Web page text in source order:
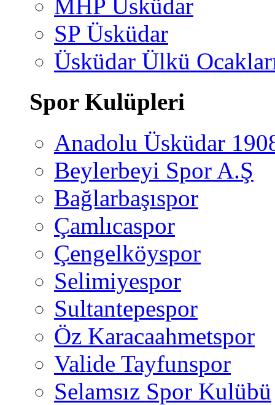
MHP Üsküdar
SP Üsküdar
Üsküdar Ülkü
Spor Kulüpleri
Anadolu Üsküdar
Beylerbeyi Spor A.Ş
Bağlarbaşıspor
Çamlıcaspor
Çengelköyspor
Selimiyespor
Sultantepespor
Öz Karacaahmetspor
Valide Tayfunspor
Selamsız Spor Kulübü